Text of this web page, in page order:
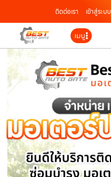
ติดต่อเรา เข้าสู่ระบบ
เมนู